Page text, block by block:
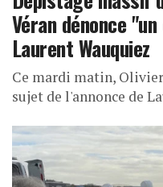
Véran dénonce
Laurent Wauquiez
Ce mardi matin,
sujet de l'annonce de